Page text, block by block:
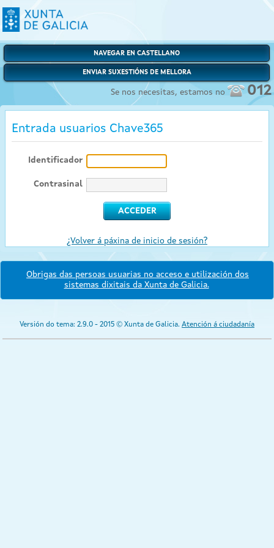
NAVEGAR EN CASTELLANO
ENVIAR SUXESTIÓNS DE MELLORA
Se nos necesitas, estamos no 012
Entrada usuarios Chave365
Identificador
Contrasinal
¿Volver á páxina de inicio de sesión?
Obrigas das persoas usuarias no acceso e utilización dos
sistemas dixitais da Xunta de Galicia.
Versión do tema: 2.9.0 - 2015 © Xunta de Galicia. Atención á ciudadanía